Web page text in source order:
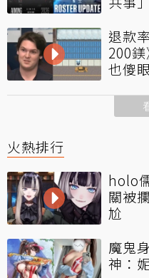
退款
200
也傻眼
火熱排行
holo
關被
尬
魔鬼
神：